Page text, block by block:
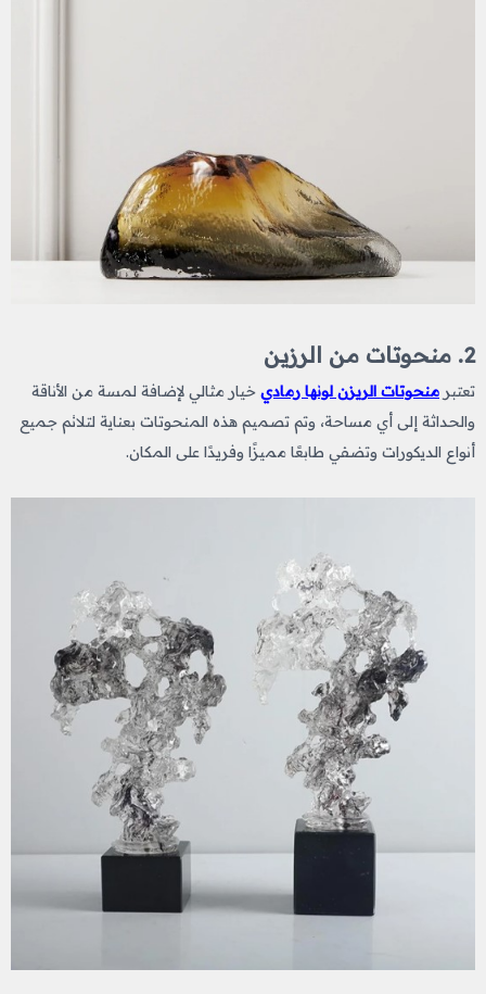
2. منحوتات من الرزين
تعتبر منحوتات الريزن لونها رمادي خيار مثالي لإضافة لمسة من الأناقة
والحداثة إلى أي مساحة، وتم تصميم هذه المنحوتات بعناية لتلائم جميع
أنواع الديكورات وتضفي طابعًا مميزًا وفريدًا على المكان.